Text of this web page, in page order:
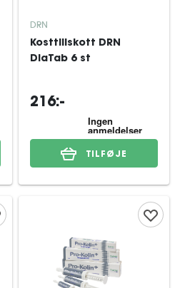
DRN
Kosttillskott DRN
DiaTab 6 st
216:-
TILFØJE